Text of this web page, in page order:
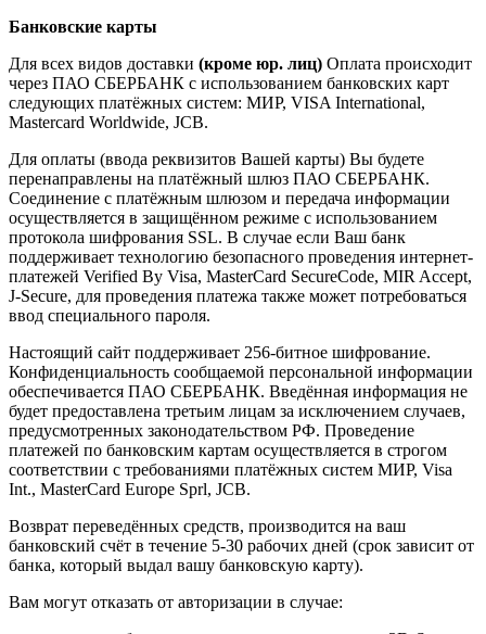
Банковские карты
Для всех видов доставки (кроме юр. лиц) Оплата происходит
через ПАО СБЕРБАНК с использованием банковских карт
следующих платёжных систем: МИР, VISA International,
Mastercard Worldwide, JCB.
Для оплаты (ввода реквизитов Вашей карты) Вы будете
перенаправлены на платёжный шлюз ПАО СБЕРБАНК.
Соединение с платёжным шлюзом и передача информации
осуществляется в защищённом режиме с использованием
протокола шифрования SSL. В случае если Ваш банк
поддерживает технологию безопасного проведения интернет-
платежей Verified By Visa, MasterCard SecureCode, MIR Accept,
J-Secure, для проведения платежа также может потребоваться
ввод специального пароля.
Настоящий сайт поддерживает 256-битное шифрование.
Конфиденциальность сообщаемой персональной информации
обеспечивается ПАО СБЕРБАНК. Введённая информация не
будет предоставлена третьим лицам за исключением случаев,
предусмотренных законодательством РФ. Проведение
платежей по банковским картам осуществляется в строгом
соответствии с требованиями платёжных систем МИР, Visa
Int., MasterCard Europe Sprl, JCB.
Возврат переведённых средств, производится на ваш
банковский счёт в течение 5-30 рабочих дней (срок зависит от
банка, который выдал вашу банковскую карту).
Вам могут отказать от авторизации в случае: